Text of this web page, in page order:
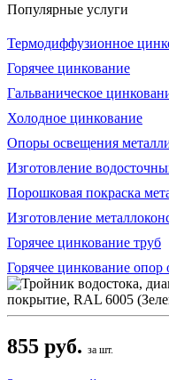
Популярные услуги
Термодиффузионное
Горячее цинкование
Гальваническое
Холодное цинкование
Опоры освещения
Изготовление
Порошковая покраска
Изготовление
Горячее цинкование труб
Горячее цинкование опор
855 руб. за шт.